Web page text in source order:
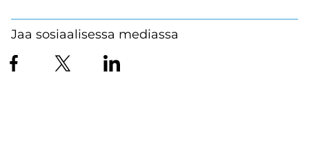
Jaa sosiaalisessa mediassa